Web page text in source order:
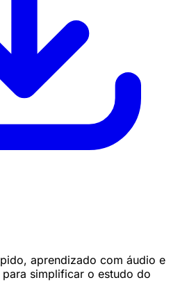
aprendizado com áudio e
simplificar o estudo do